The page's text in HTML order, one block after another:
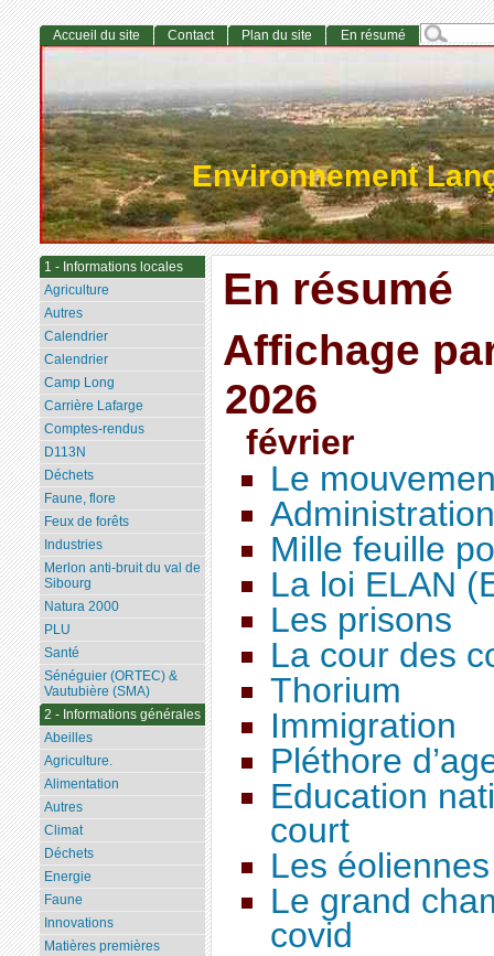
Environnement
En résumé
Affichage
2026
février
Le
Mille feuille
La loi ELAN
Les prisons
La cour des
Thorium
Immigration
Pléthore
Education
court
Les éoliennes
Le grand
covid
Accueil du site Contact Plan du site En résumé
1 - Informations locales
Agriculture
Autres
Calendrier
Calendrier
Camp Long
Carrière Lafarge
Comptes-rendus
D113N
Déchets
Faune, flore
Feux de forêts
Industries
Merlon anti-bruit du val de
Sibourg
Natura 2000
PLU
Santé
Sénéguier (ORTEC) &
Vautubière (SMA)
2 - Informations générales
Abeilles
Agriculture.
Alimentation
Autres
Climat
Déchets
Energie
Faune
Innovations
Matières premières